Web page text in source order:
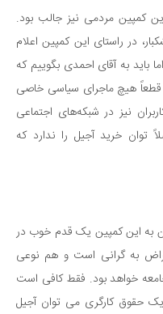
کمپین مردمی نیز جالب بود.
در راستای این کمپین اعلام
به آقای احمدی بگوییم که
قطعاً هیچ ماجرای سیاسی خاصی
نیز در شبکه‌های اجتماعی
توان خرید آجیل را ندارد که
به این کمپین یک قدم خوب در
به گرانی است و هم نوعی
خواهد بود. فقط کافی است
یک حقوق کارگری می توان آجیل